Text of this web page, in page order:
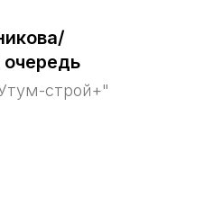
строй+"